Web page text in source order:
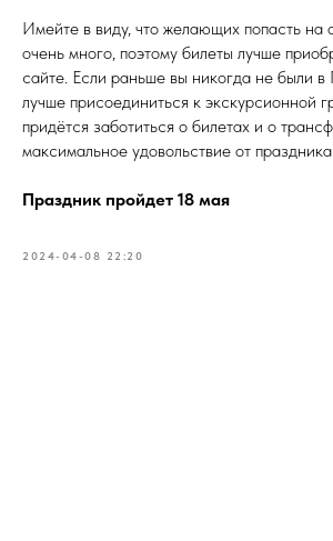
Имейте в виду, что желающих попасть на
очень много, поэтому билеты лучше
сайте. Если раньше вы никогда не были в
лучше присоединиться к экскурсионной
придётся заботиться о билетах и о
максимальное удовольствие от
Праздник пройдет 18 мая
2024-04-08 22:20